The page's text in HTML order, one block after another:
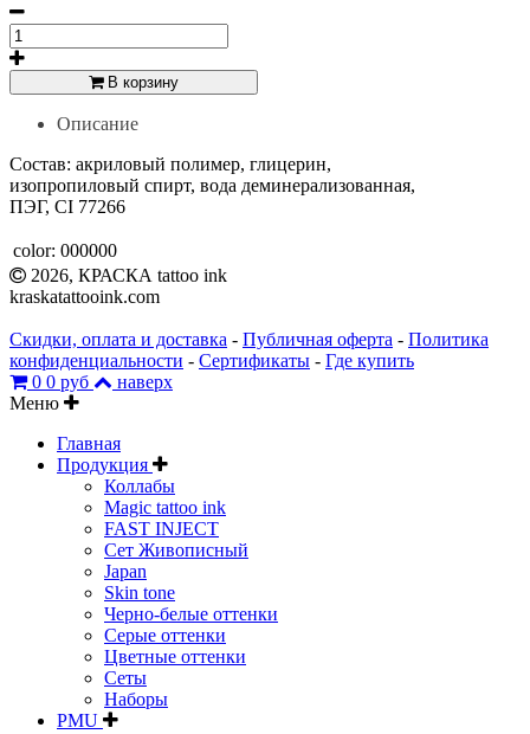
В корзину
Описание
Состав: акриловый полимер, глицерин,
изопропиловый спирт, вода деминерализованная,
ПЭГ, CI 77266
color: 000000
2026, КРАСКА tattoo ink
kraskatattooink.com
Скидки, оплата и доставка - Публичная оферта - Политика
конфиденциальности - Сертификаты - Где купить
0 0 руб
наверх
Меню
Главная
Продукция
Коллабы
Magic tattoo ink
FAST INJECT
Сет Живописный
Japan
Skin tone
Черно-белые оттенки
Серые оттенки
Цветные оттенки
Сеты
Наборы
PMU